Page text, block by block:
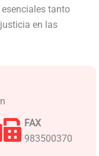
tanto
en las
FAX
983500370